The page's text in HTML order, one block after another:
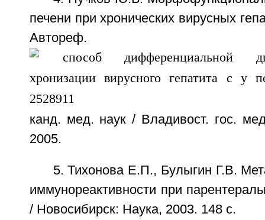
печени при хронических вирусных
канд. мед. наук / Владивост. гос.
2005.
5. Тихонова Е.П., Булыгин Г.В.
иммунореактивности при
/ Новосибирск: Наука, 2003. 148 с.